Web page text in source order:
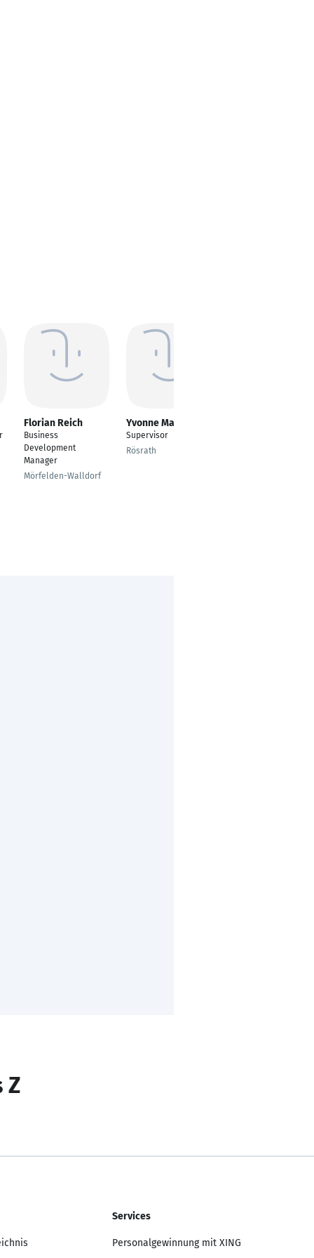
Florian Reich
Business
Development
Manager
Mörfelden-Walldorf
Yvonne Machnitzki
Supervisor
Rösrath
Z
Services
Personalgewinnung mit XING